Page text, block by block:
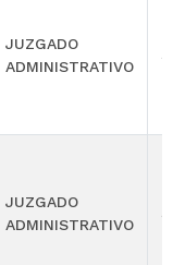
JUZGADO
ADMINISTRATIVO
JUZGADO
ADMINISTRATIVO